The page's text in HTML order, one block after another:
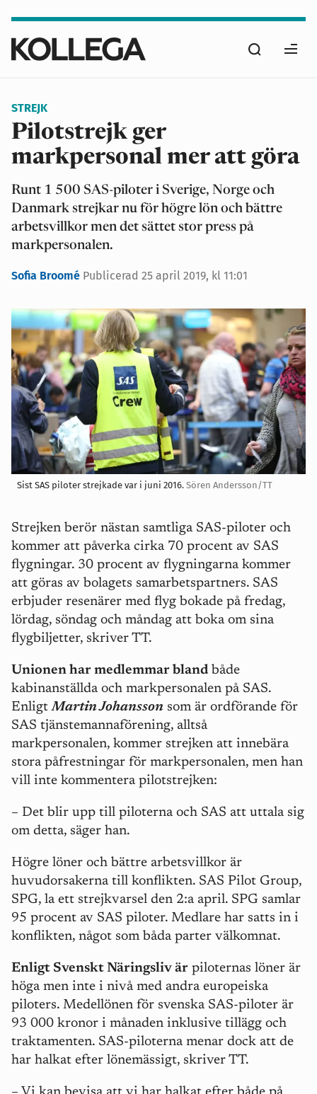
huvudinnehåll
Sök
STREJK
Pilotstrejk ger
markpersonal mer att göra
Runt 1 500 SAS-piloter i Sverige, Norge och
Danmark strejkar nu för högre lön och bättre
arbetsvillkor men det sättet stor press på
markpersonalen.
Sofia Broomé Publicerad 25 april 2019, kl 11:01
Sist SAS piloter strejkade var i juni 2016. Sören Andersson/TT
Strejken berör nästan samtliga SAS-piloter och
kommer att påverka cirka 70 procent av SAS
flygningar. 30 procent av flygningarna kommer
att göras av bolagets samarbetspartners. SAS
erbjuder resenärer med flyg bokade på fredag,
lördag, söndag och måndag att boka om sina
flygbiljetter, skriver TT.
Unionen har medlemmar bland både
kabinanställda och markpersonalen på SAS.
EnligtMartin Johansson som är ordförande för
SAS tjänstemannaförening, alltså
markpersonalen, kommer strejken att innebära
stora påfrestningar för markpersonalen, men han
vill inte kommentera pilotstrejken:
– Det blir upp till piloterna och SAS att uttala sig
om detta, säger han.
Högre löner och bättre arbetsvillkor är
huvudorsakerna till konflikten. SAS Pilot Group,
SPG, la ett strejkvarsel den 2:a april. SPG samlar
95 procent av SAS piloter. Medlare har satts in i
konflikten, något som båda parter välkomnat.
Enligt Svenskt Näringsliv är piloternas löner är
höga men inte i nivå med andra europeiska
piloters. Medellönen för svenska SAS-piloter är
93 000 kronor i månaden inklusive tillägg och
traktamenten. SAS-piloterna menar dock att de
har halkat efter lönemässigt, skriver TT.